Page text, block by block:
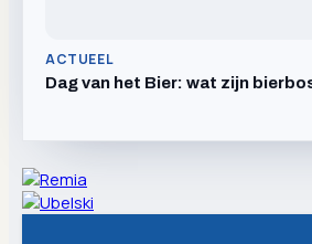
ACTUEEL
Dag van het Bier: wat zijn